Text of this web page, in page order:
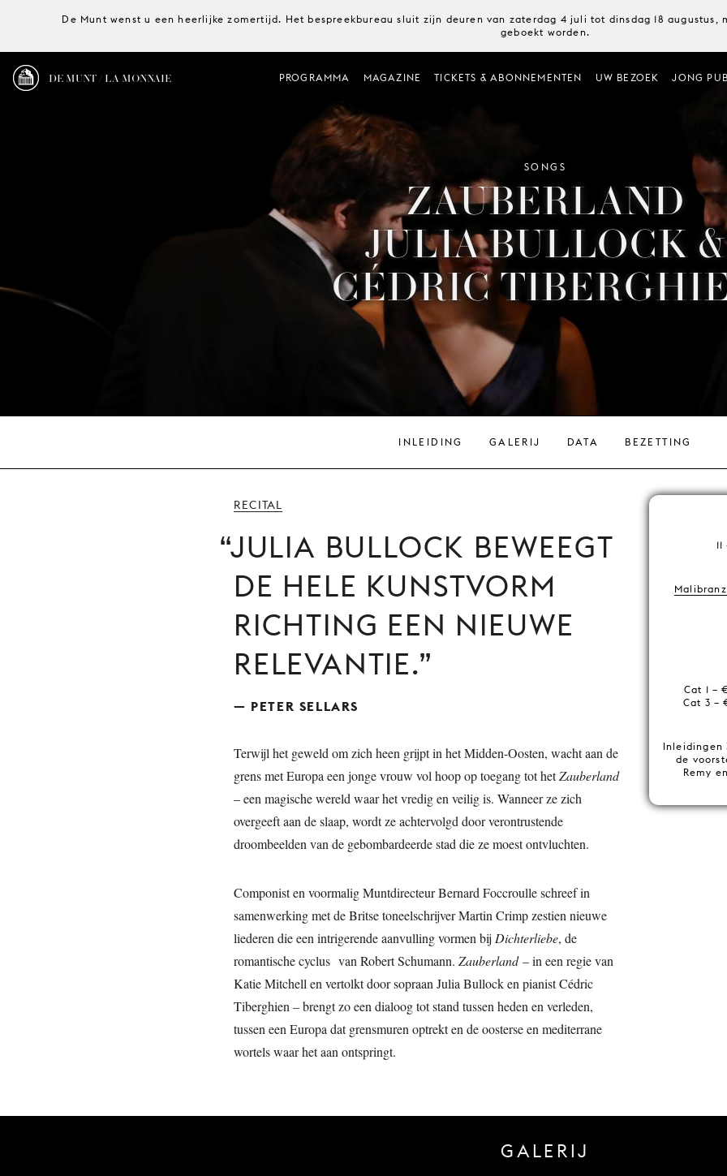
De Munt wenst u een heerlijke zomertijd. Het bespreekbureau sluit zijn deuren van zaterdag 4 juli tot dinsdag 18
geboekt worden.
DE MUNT / LA MONNAIE PROGRAMMA MAGAZINE TICKETS & ABONNEMENTEN UW BEZOEK JONG
SONGS
ZAUBERLAND
JULIA BULLOCK &
CÉDRIC
INLEIDING GALERIJ DATA BEZETTING
RECITAL
JULIA BULLOCK BEWEEGT
DE HELE KUNSTVORM
RICHTING EEN NIEUWE
RELEVANTIE.
— PETER SELLARS
Terwijl het geweld om zich heen grijpt in het Midden-Oosten, wacht aan de
grens met Europa een jonge vrouw vol hoop op toegang tot hetZauberland
– een magische wereld waar het vredig en veilig is. Wanneer ze zich
overgeeft aan de slaap, wordt ze achtervolgd door verontrustende
droombeelden van de gebombardeerde stad die ze moest ontvluchten.
Componist en voormalig Muntdirecteur Bernard Foccroulle schreef in
samenwerking met de Britse toneelschrijver Martin Crimp zestien nieuwe
liederen die een intrigerende aanvulling vormen bij Dichterliebe, de
romantische cyclus van Robert Schumann. Zauberland– in een regie van
Katie Mitchell en vertolkt door sopraan Julia Bullock en pianist Cédric
Tiberghien – brengt zo een dialoog tot stand tussen heden en verleden,
tussen een Europa dat grensmuren optrekt en de oosterse en mediterrane
wortels waar het aan ontspringt.
11
Cat 1 –
Cat 3 –
Inleidingen
de
Remy
GALERIJ